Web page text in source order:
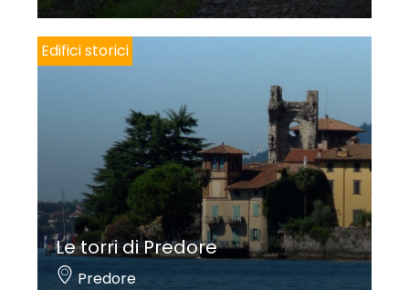
Edifici storici
Le torri di Predore
Predore